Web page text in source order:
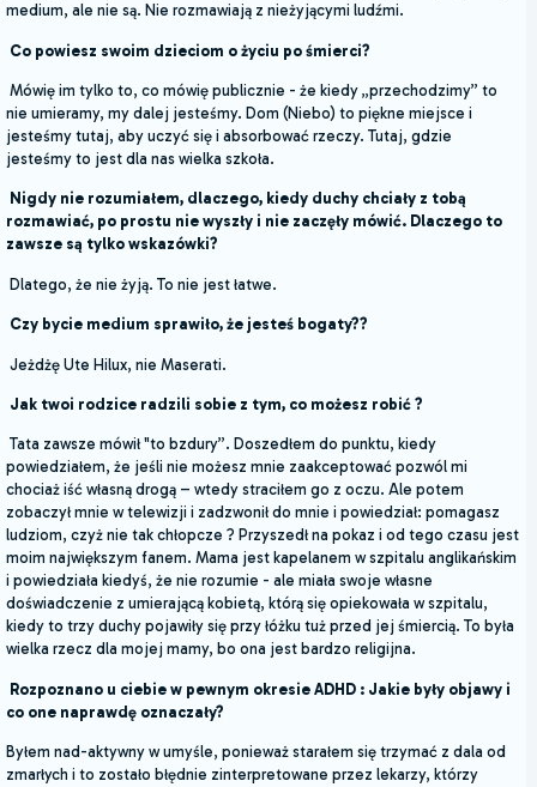
medium, ale nie są. Nie rozmawiają z nieżyjącymi ludźmi.
Co powiesz swoim dzieciom o życiu po śmierci?
Mówię im tylko to, co mówię publicznie - że kiedy „przechodzimy” to
nie umieramy, my dalej jesteśmy. Dom (Niebo) to piękne miejsce i
jesteśmy tutaj, aby uczyć się i absorbować rzeczy. Tutaj, gdzie
jesteśmy to jest dla nas wielka szkoła.
Nigdy nie rozumiałem, dlaczego, kiedy duchy chciały z tobą
rozmawiać, po prostu nie wyszły i nie zaczęły mówić. Dlaczego to
zawsze są tylko wskazówki?
Dlatego, że nie żyją. To nie jest łatwe.
Czy bycie medium sprawiło, że jesteś bogaty??
Jeżdżę Ute Hilux, nie Maserati.
Jak twoi rodzice radzili sobie z tym, co możesz robić ?
Tata zawsze mówił "to bzdury”. Doszedłem do punktu, kiedy
powiedziałem, że jeśli nie możesz mnie zaakceptować pozwól mi
chociaż iść własną drogą – wtedy straciłem go z oczu. Ale potem
zobaczył mnie w telewizji i zadzwonił do mnie i powiedział: pomagasz
ludziom, czyż nie tak chłopcze ? Przyszedł na pokaz i od tego czasu jest
moim największym fanem. Mama jest kapelanem w szpitalu anglikańskim
i powiedziała kiedyś, że nie rozumie - ale miała swoje własne
doświadczenie z umierającą kobietą, którą się opiekowała w szpitalu,
kiedy to trzy duchy pojawiły się przy łóżku tuż przed jej śmiercią. To była
wielka rzecz dla mojej mamy, bo ona jest bardzo religijna.
Rozpoznano u ciebie w pewnym okresie ADHD : Jakie były objawy i
co one naprawdę oznaczały?
Byłem nad-aktywny w umyśle, ponieważ starałem się trzymać z dala od
zmarłych i to zostało błędnie zinterpretowane przez lekarzy, którzy